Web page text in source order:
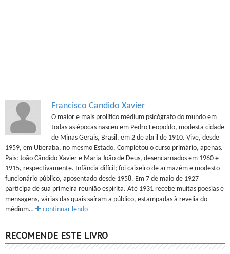
Francisco Candido Xavier
O maior e mais prolífico médium psicógrafo do mundo em
todas as épocas nasceu em Pedro Leopoldo, modesta cidade
de Minas Gerais, Brasil, em 2 de abril de 1910. Vive, desde
1959, em Uberaba, no mesmo Estado. Completou o curso primário, apenas.
Pais: João Cândido Xavier e Maria João de Deus, desencarnados em 1960 e
1915, respectivamente. Infância difícil; foi caixeiro de armazém e modesto
funcionário público, aposentado desde 1958. Em 7 de maio de 1927
participa de sua primeira reunião espírita. Até 1931 recebe muitas poesias e
mensagens, várias das quais saíram a público, estampadas à revelia do
médium…
continuar lendo
RECOMENDE ESTE LIVRO